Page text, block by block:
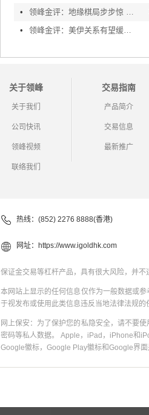
•
•
领峰金评：美伊关系有望缓和 黄金趁势迅速反弹
关于领峰
关于我们
公司快讯
领峰视频
联络我们
交易指南
产品简介
交易信息
最新推广
热线：(852) 2276 8888(香港)
网址： https://www.igoldhk.com
保证金交易等杠杆产品，具有很大风险，并
本网站上显示的任何信息仅作为一般数据或
于视发布或使用此类信息违反当地法律法规
网上保安：为了保护您的私隐安全，请不要
密码等私人数据。 Apple，iPad，iPhone和
Google徽标，Google Play徽标和Google界面